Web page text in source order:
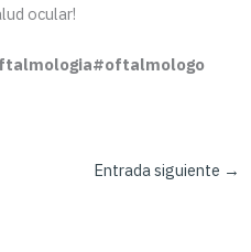
ocular!
Entrada siguiente →